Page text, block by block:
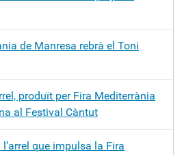
de Manresa rebrà el Toni
produït per Fira Mediterrània
al Festival Càntut
que impulsa la Fira